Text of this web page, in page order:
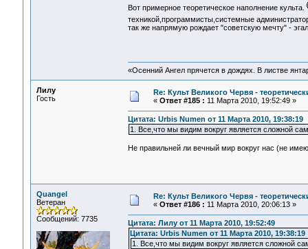
Вот примерное теоретическое наполнение культа.
техникой,программисты,системные
так же напрямую рождает "советскую мечту" -
«Осенний Ангел прячется в дождях. В листве
Лилу
Гость
Re: Культ Великого Червя -
« Ответ #185 : 11 Марта 2010, 19:52:49 »
Цитата: Urbis Numen от 11 Марта 2010, 19:38:19
1. Все,что мы видим вокруг является сложной
Не правильней ли вечный мир вокруг нас (не
Quangel
Ветеран
Сообщений: 7735
Re: Культ Великого Червя -
« Ответ #186 : 11 Марта 2010, 20:06:13 »
Цитата: Лилу от 11 Марта 2010, 19:52:49
Цитата: Urbis Numen от 11 Марта 2010, 19:38:19
1. Все,что мы видим вокруг является сложной